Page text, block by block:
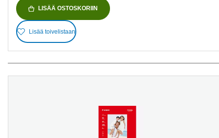
LISÄÄ OSTOSKORIIN
Lisää toivelistaan